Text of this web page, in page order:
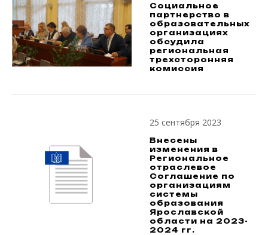
Социальное
партнерство в
образовательных
организациях
обсудила
региональная
трехсторонняя
комиссия
25 сентября 2023
Внесены
изменения в
Региональное
отраслевое
Соглашение по
организациям
системы
образования
Ярославской
области на 2023-
2024 гг.